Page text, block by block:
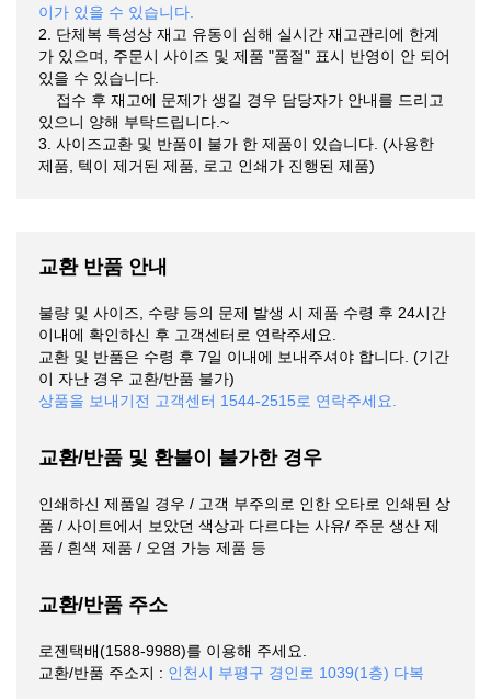
이가 있을 수 있습니다.
2. 단체복 특성상 재고 유동이 심해 실시간 재고관리에 한계
가 있으며, 주문시 사이즈 및 제품 "품절" 표시 반영이 안 되어
있을 수 있습니다.
접수 후 재고에 문제가 생길 경우 담당자가 안내를 드리고
있으니 양해 부탁드립니다.~
3. 사이즈교환 및 반품이 불가 한 제품이 있습니다. (사용한
제품, 텍이 제거된 제품, 로고 인쇄가 진행된 제품)
교환 반품 안내
불량 및 사이즈, 수량 등의 문제 발생 시 제품 수령 후 24시간
이내에 확인하신 후 고객센터로 연락주세요.
교환 및 반품은 수령 후 7일 이내에 보내주셔야 합니다. (기간
이 자난 경우 교환/반품 불가)
상품을 보내기전 고객센터 1544-2515로 연락주세요.
교환/반품 및 환불이 불가한 경우
인쇄하신 제품일 경우 / 고객 부주의로 인한 오타로 인쇄된 상
품 / 사이트에서 보았던 색상과 다르다는 사유/ 주문 생산 제
품 / 흰색 제품 / 오염 가능 제품 등
교환/반품 주소
로젠택배(1588-9988)를 이용해 주세요.
교환/반품 주소지 : 인천시 부평구 경인로 1039(1층) 다복